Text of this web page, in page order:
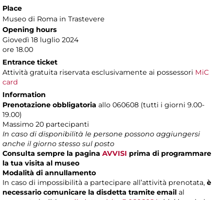
Place
Museo di Roma in Trastevere
Opening hours
Giovedì 18 luglio 2024
ore 18.00
Entrance ticket
Attività gratuita riservata esclusivamente ai possessori MiC
card
Information
Prenotazione obbligatoria allo 060608 (tutti i giorni 9.00-
19.00)
Massimo 20 partecipanti
In caso di disponibilità le persone possono aggiungersi
anche il giorno stesso sul posto
Consulta sempre la pagina AVVISI prima di programmare
la tua visita al museo
Modalità di annullamento
In caso di impossibilità a partecipare all’attività prenotata, è
necessario comunicare la disdetta tramite email al